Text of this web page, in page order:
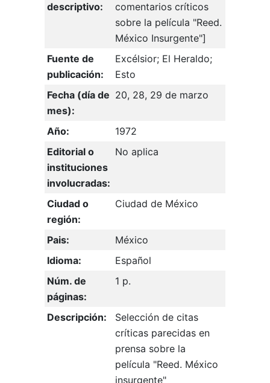
descriptivo:
comentarios críticos
sobre la película "Reed.
México Insurgente"]
Fuente de
publicación:
Excélsior; El Heraldo;
Esto
Fecha (día de
mes):
20, 28, 29 de marzo
Año:
1972
Editorial o
instituciones
involucradas:
No aplica
Ciudad o
región:
Ciudad de México
Pais:
México
Idioma:
Español
Núm. de
páginas:
1 p.
Descripción:
Selección de citas
críticas parecidas en
prensa sobre la
película "Reed. México
insurgente"